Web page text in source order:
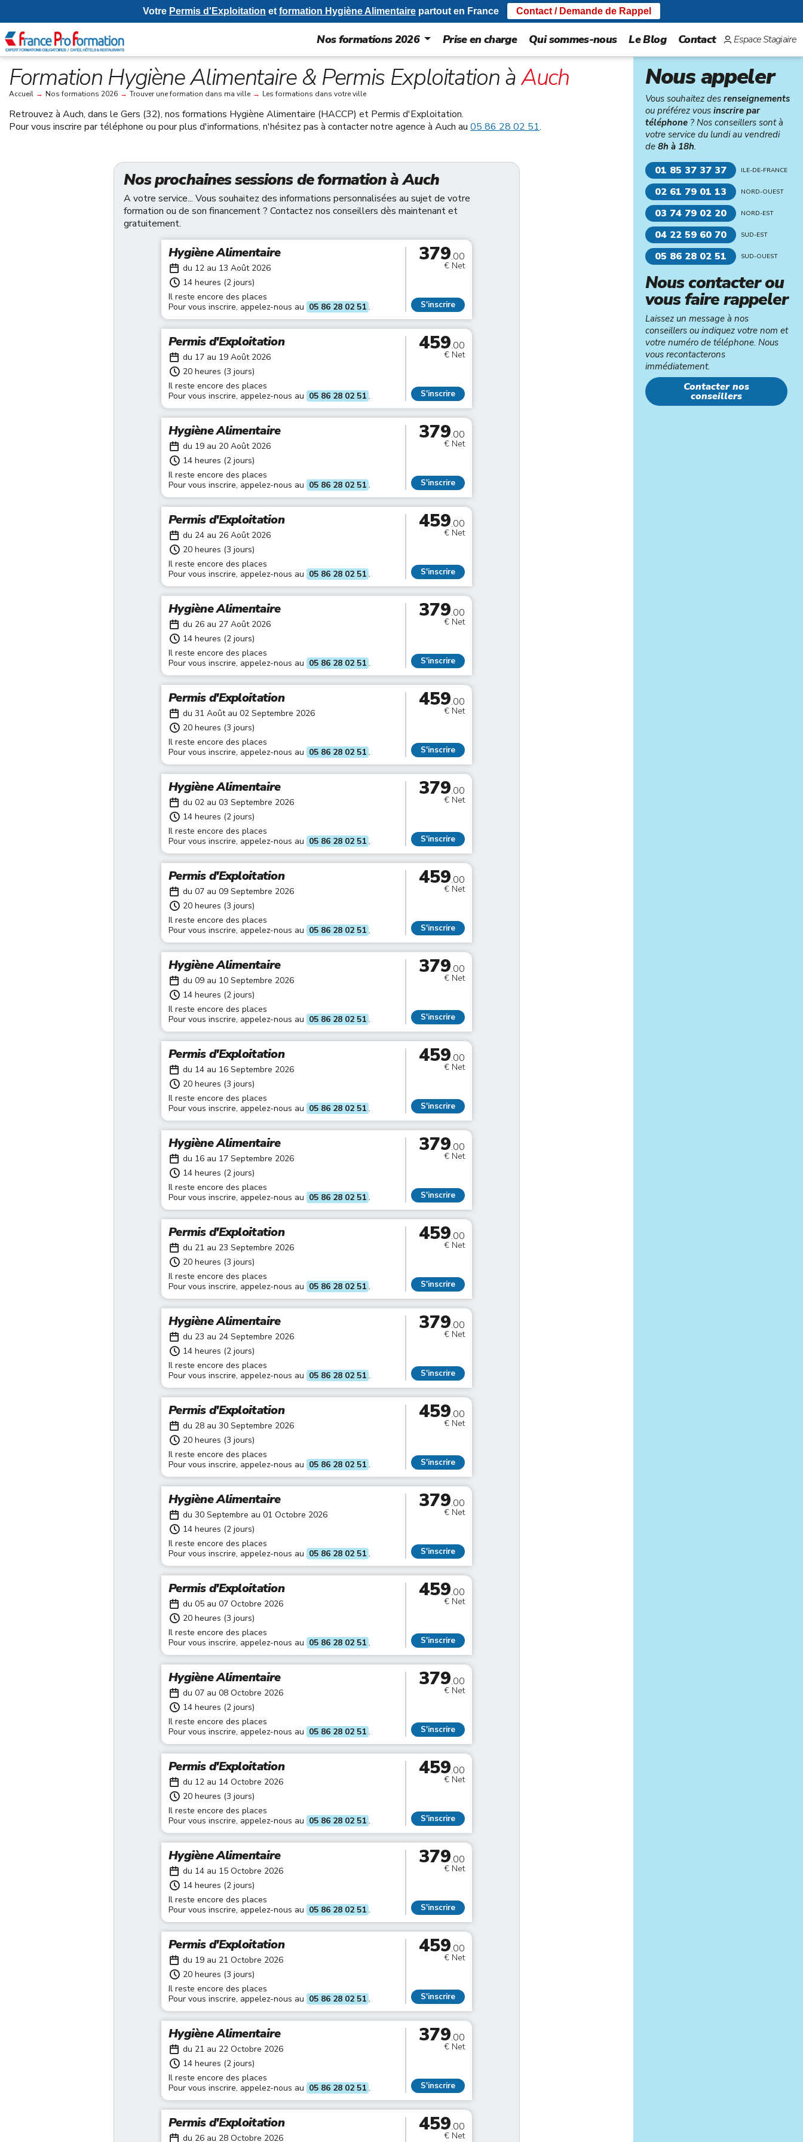
Nos formations 2026 Prise en charge Qui sommes-nous Le Blog Contact Espace Stagiaire
Formation Hygiène Alimentaire & Permis Exploitation àAuch
Accueil → Nos formations 2026 → Trouver une formation dans ma ville → Les formations dans votre ville
Retrouvez à Auch, dans le Gers (32), nos formations Hygiène Alimentaire (HACCP) et Permis d'Exploitation.
Pour vous inscrire par téléphone ou pour plus d'informations, n'hésitez pas à contacter notre agence à Auch au 05 86 28 02 51.
Nos prochaines sessions de formation à Auch
A votre service... Vous souhaitez des informations personnalisées au sujet de votre
formation ou de son financement ? Contactez nos conseillers dès maintenant et
gratuitement.
Hygiène Alimentaire
du 12 au 13 Août 2026
14 heures (2 jours)
Il reste encore des places
Pour vous inscrire, appelez-nous au 05 86 28 02 51 .
379.00
€ Net
S'inscrire
Permis d'Exploitation
du 17 au 19 Août 2026
20 heures (3 jours)
Il reste encore des places
Pour vous inscrire, appelez-nous au 05 86 28 02 51 .
459.00
€ Net
S'inscrire
Hygiène Alimentaire
du 19 au 20 Août 2026
14 heures (2 jours)
Il reste encore des places
Pour vous inscrire, appelez-nous au 05 86 28 02 51 .
379.00
€ Net
S'inscrire
Permis d'Exploitation
du 24 au 26 Août 2026
20 heures (3 jours)
Il reste encore des places
Pour vous inscrire, appelez-nous au 05 86 28 02 51 .
459.00
€ Net
S'inscrire
Hygiène Alimentaire
du 26 au 27 Août 2026
14 heures (2 jours)
Il reste encore des places
Pour vous inscrire, appelez-nous au 05 86 28 02 51 .
379.00
€ Net
S'inscrire
Permis d'Exploitation
du 31 Août au 02 Septembre 2026
20 heures (3 jours)
Il reste encore des places
Pour vous inscrire, appelez-nous au 05 86 28 02 51 .
459.00
€ Net
S'inscrire
Hygiène Alimentaire
du 02 au 03 Septembre 2026
14 heures (2 jours)
Il reste encore des places
Pour vous inscrire, appelez-nous au 05 86 28 02 51 .
379.00
€ Net
S'inscrire
Permis d'Exploitation
du 07 au 09 Septembre 2026
20 heures (3 jours)
Il reste encore des places
Pour vous inscrire, appelez-nous au 05 86 28 02 51 .
459.00
€ Net
S'inscrire
Hygiène Alimentaire
du 09 au 10 Septembre 2026
14 heures (2 jours)
Il reste encore des places
Pour vous inscrire, appelez-nous au 05 86 28 02 51 .
379.00
€ Net
S'inscrire
Permis d'Exploitation
du 14 au 16 Septembre 2026
20 heures (3 jours)
Il reste encore des places
Pour vous inscrire, appelez-nous au 05 86 28 02 51 .
459.00
€ Net
S'inscrire
Hygiène Alimentaire
du 16 au 17 Septembre 2026
14 heures (2 jours)
Il reste encore des places
Pour vous inscrire, appelez-nous au 05 86 28 02 51 .
379.00
€ Net
S'inscrire
Permis d'Exploitation
du 21 au 23 Septembre 2026
20 heures (3 jours)
Il reste encore des places
Pour vous inscrire, appelez-nous au 05 86 28 02 51 .
459.00
€ Net
S'inscrire
Hygiène Alimentaire
du 23 au 24 Septembre 2026
14 heures (2 jours)
Il reste encore des places
Pour vous inscrire, appelez-nous au 05 86 28 02 51 .
379.00
€ Net
S'inscrire
Permis d'Exploitation
du 28 au 30 Septembre 2026
20 heures (3 jours)
Il reste encore des places
Pour vous inscrire, appelez-nous au 05 86 28 02 51 .
459.00
€ Net
S'inscrire
Hygiène Alimentaire
du 30 Septembre au 01 Octobre 2026
14 heures (2 jours)
Il reste encore des places
Pour vous inscrire, appelez-nous au 05 86 28 02 51 .
379.00
€ Net
S'inscrire
Permis d'Exploitation
du 05 au 07 Octobre 2026
20 heures (3 jours)
Il reste encore des places
Pour vous inscrire, appelez-nous au 05 86 28 02 51 .
459.00
€ Net
S'inscrire
Hygiène Alimentaire
du 07 au 08 Octobre 2026
14 heures (2 jours)
Il reste encore des places
Pour vous inscrire, appelez-nous au 05 86 28 02 51 .
379.00
€ Net
S'inscrire
Permis d'Exploitation
du 12 au 14 Octobre 2026
20 heures (3 jours)
Il reste encore des places
Pour vous inscrire, appelez-nous au 05 86 28 02 51 .
459.00
€ Net
S'inscrire
Hygiène Alimentaire
du 14 au 15 Octobre 2026
14 heures (2 jours)
Il reste encore des places
Pour vous inscrire, appelez-nous au 05 86 28 02 51 .
379.00
€ Net
S'inscrire
Permis d'Exploitation
du 19 au 21 Octobre 2026
20 heures (3 jours)
Il reste encore des places
Pour vous inscrire, appelez-nous au 05 86 28 02 51 .
459.00
€ Net
S'inscrire
Hygiène Alimentaire
du 21 au 22 Octobre 2026
14 heures (2 jours)
Il reste encore des places
Pour vous inscrire, appelez-nous au 05 86 28 02 51 .
379.00
€ Net
S'inscrire
Permis d'Exploitation
du 26 au 28 Octobre 2026
459.00
€ Net
Nous appeler
Vous souhaitez desrenseignements
ou préférez vousinscrire par
téléphone ? Nos conseillers sont à
votre service du lundi au vendredi
de8h à 18h.
01 85 37 37 37 ILE-DE-FRANCE
02 61 79 01 13 NORD-OUEST
03 74 79 02 20 NORD-EST
04 22 59 60 70 SUD-EST
05 86 28 02 51 SUD-OUEST
Nous contacter ou
vous faire rappeler
Laissez un message à nos
conseillers ou indiquez votre nom et
votre numéro de téléphone. Nous
vous recontacterons
immédiatement.
Contacter nos
conseillers
Votre Permis d'Exploitation et formation Hygiène Alimentaire partout en France Contact / Demande de Rappel